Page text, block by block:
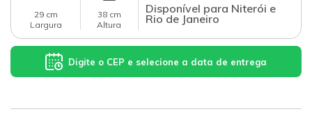
29 cm
Largura
38 cm
Altura
Disponível para Niterói e
Rio de Janeiro
Digite o CEP e selecione a data de entrega